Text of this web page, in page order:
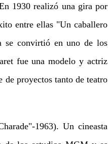
1930 realizó una gira por
entre ellas "Un caballero
se convirtió en uno de los
fue una modelo y actriz
de proyectos tanto de teatro
1963). Un cineasta